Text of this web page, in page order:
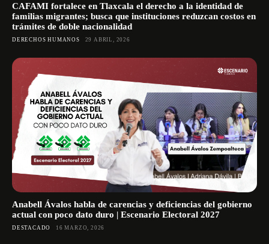
CAFAMI fortalece en Tlaxcala el derecho a la identidad de
familias migrantes; busca que instituciones reduzcan costos en
trámites de doble nacionalidad
DERECHOS HUMANOS 29 ABRIL, 2026
Anabell Ávalos habla de carencias y deficiencias del gobierno
actual con poco dato duro | Escenario Electoral 2027
DESTACADO 16 MARZO, 2026